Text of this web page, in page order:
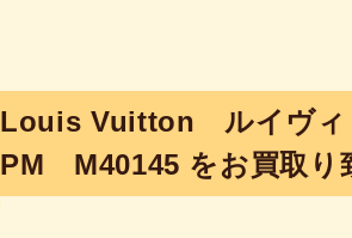
Louis Vuitton ルイヴ
PM M40145 をお買取り